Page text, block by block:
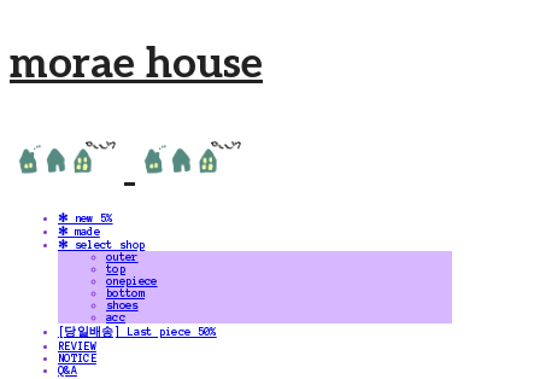
morae house
✻ new 5%
✻ made
✻ select shop
outer
top
onepiece
bottom
shoes
acc
[당일배송] Last piece 50%
REVIEW
NOTICE
Q&A